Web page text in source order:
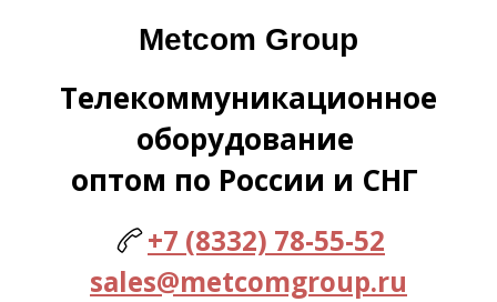
Metcom Group
Телекоммуникационное
оборудование
оптом по России и СНГ
+7 (8332) 78-55-52
sales@metcomgroup.ru